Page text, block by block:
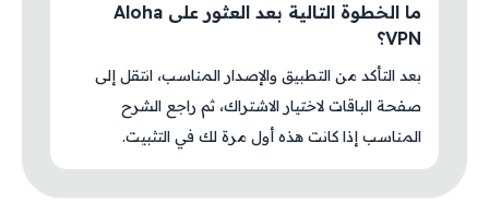
ما الخطوة التالية بعد العثور على Aloha
VPN؟
بعد التأكد من التطبيق والإصدار المناسب، انتقل إلى
صفحة الباقات لاختيار الاشتراك، ثم راجع الشرح
المناسب إذا كانت هذه أول مرة لك في التثبيت.